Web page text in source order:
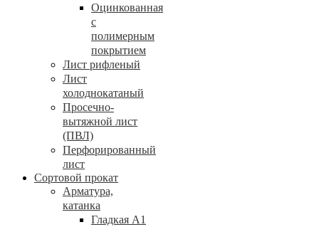
Оцинкованная
с
полимерным
покрытием
Лист рифленый
Лист
холоднокатаный
Просечно-
вытяжной лист
(ПВЛ)
Перфорированный
лист
Сортовой прокат
Арматура,
катанка
Гладкая А1